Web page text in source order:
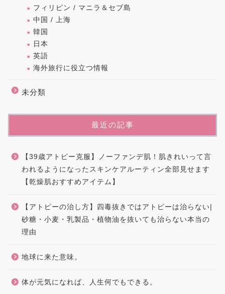
フィリピン / マニラ＆セブ島
中国 / 上海
韓国
日本
英語
海外旅行に役立つ情報
未分類
最近の記事
【39歳アトピー克服】ノーファンデ肌！肌きれいって言
われるようになったスキンケアルーティン全部見せます
【乾燥肌おすすめアイテム】
【アトピーの治し方】四毒抜きではアトピーは治らない|
砂糖・小麦・乳製品・植物油を抜いても治らない本当の
理由
地球に来た意味。
体が元気になれば、人生何でもできる。